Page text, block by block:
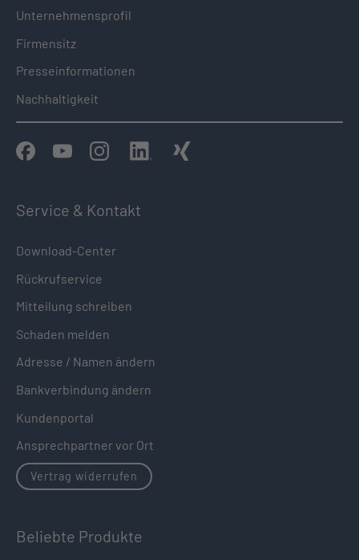
Unternehmensprofil
Firmensitz
Presseinformationen
Nachhaltigkeit
Service & Kontakt
Download-Center
Rückrufservice
Mitteilung schreiben
Schaden melden
Adresse / Namen ändern
Bankverbindung ändern
Kundenportal
Ansprechpartner vor Ort
Vertrag widerrufen
Beliebte Produkte